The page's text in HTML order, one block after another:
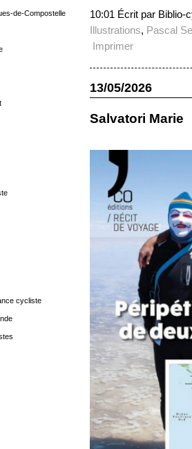
de-Compostelle
cycliste
10:01 Écrit par Biblio-
Illustrations, Pascal
Imprimer
13/05/2026
Salvatori Marie